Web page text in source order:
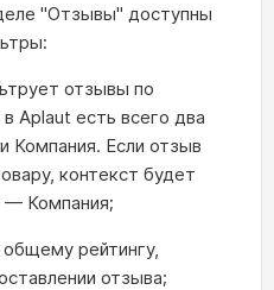
"Отзывы" доступны
отзывы по
Aplaut есть всего два
Компания. Если отзыв
контекст будет
— Компания;
рейтингу,
отзыва;